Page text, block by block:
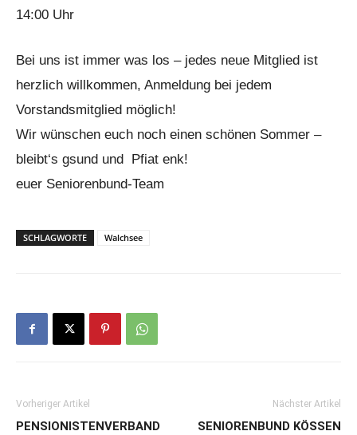
14:00 Uhr
Bei uns ist immer was los – jedes neue Mitglied ist
herzlich willkommen, Anmeldung bei jedem
Vorstandsmitglied möglich!
Wir wünschen euch noch einen schönen Sommer –
bleibt‘s gsund und Pfiat enk!
euer Seniorenbund-Team
SCHLAGWORTE Walchsee
Vorheriger Artikel
PENSIONISTENVERBAND
Nächster Artikel
SENIORENBUND KÖSSEN